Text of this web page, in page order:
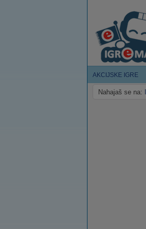
AKCIJSKE IGRE
Nahajaš se na: